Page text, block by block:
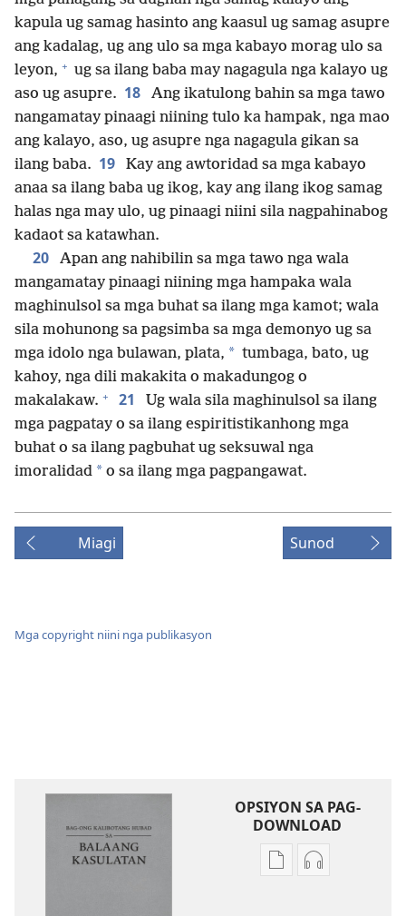
kapula ug samag hasinto ang kaasul ug samag asupre
ang kadalag, ug ang ulo sa mga kabayo morag ulo sa
leyon, + ug sa ilang baba may nagagula nga kalayo ug
aso ug asupre. 18
Ang ikatulong bahin sa mga tawo
nangamatay pinaagi niining tulo ka hampak, nga mao
ang kalayo, aso, ug asupre nga nagagula gikan sa
ilang baba. 19
Kay ang awtoridad sa mga kabayo
anaa sa ilang baba ug ikog, kay ang ilang ikog samag
halas nga may ulo, ug pinaagi niini sila nagpahinabog
kadaot sa katawhan.
20
Apan ang nahibilin sa mga tawo nga wala
mangamatay pinaagi niining mga hampaka wala
maghinulsol sa mga buhat sa ilang mga kamot; wala
sila mohunong sa pagsimba sa mga demonyo ug sa
mga idolo nga bulawan, plata, * tumbaga, bato, ug
kahoy, nga dili makakita o makadungog o
makalakaw. + 21
Ug wala sila maghinulsol sa ilang
mga pagpatay o sa ilang espiritistikanhong mga
buhat o sa ilang pagbuhat ug seksuwal nga
imoralidad * o sa ilang mga pagpangawat.
Miagi Sunod
Mga copyright niini nga publikasyon
OPSIYON SA PAG-
DOWNLOAD
OpsiyonOpsiyon